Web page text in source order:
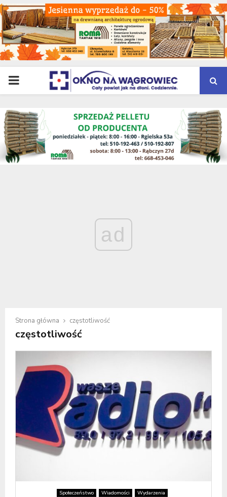
PRIMARY
MENU
ad
Strona główna częstotliwość
częstotliwość
Społeczeństwo Wiadomości Wydarzenia